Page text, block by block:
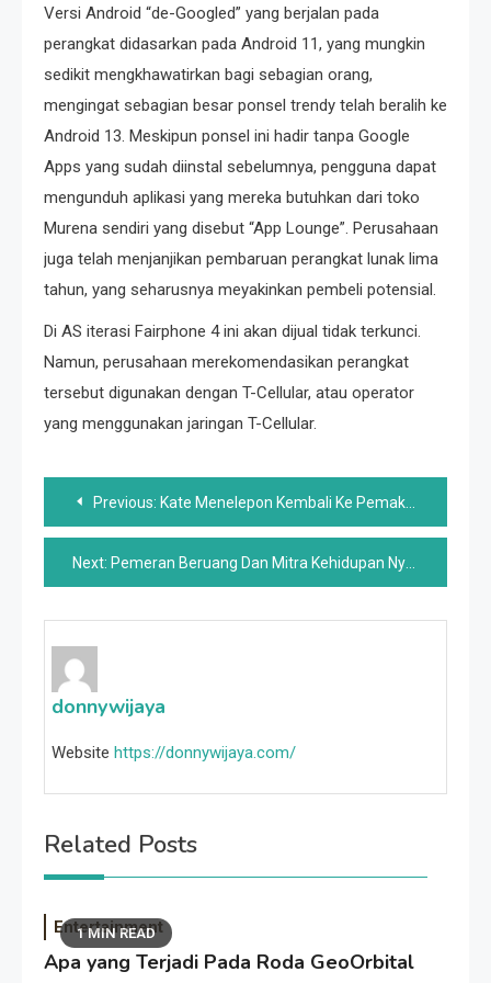
Versi Android “de-Googled” yang berjalan pada
perangkat didasarkan pada Android 11, yang mungkin
sedikit mengkhawatirkan bagi sebagian orang,
mengingat sebagian besar ponsel trendy telah beralih ke
Android 13. Meskipun ponsel ini hadir tanpa Google
Apps yang sudah diinstal sebelumnya, pengguna dapat
mengunduh aplikasi yang mereka butuhkan dari toko
Murena sendiri yang disebut “App Lounge”. Perusahaan
juga telah menjanjikan pembaruan perangkat lunak lima
tahun, yang seharusnya meyakinkan pembeli potensial.
Di AS iterasi Fairphone 4 ini akan dijual tidak terkunci.
Namun, perusahaan merekomendasikan perangkat
tersebut digunakan dengan T-Cellular, atau operator
yang menggunakan jaringan T-Cellular.
Post
navigation
Previous: Kate Menelepon Kembali Ke Pemakaman Ratu Elizabeth Saat Penobatan Raja Charles di Skotlandia
Next: Pemeran Beruang Dan Mitra Kehidupan Nyata Mereka
donnywijaya
Website https://donnywijaya.com/
Related Posts
1 MIN READ
Entertainment
Apa yang Terjadi Pada Roda GeoOrbital